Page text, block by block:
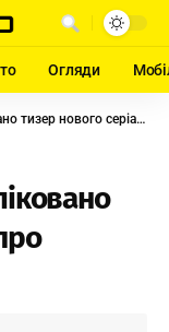
Огляди
серіалу про ксесноморфів